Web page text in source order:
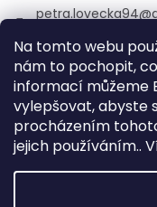
Na tomto webu
nám to pochopit,
informací můžeme
vylepšovat, abyste
procházením
jejich používáním..
petra.lovecka94@
+420 774 131 648
ekochlupac.cz